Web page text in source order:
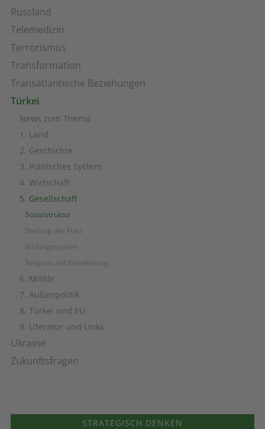
Russland
Telemedizin
Terrorismus
Transformation
Transatlantische Beziehungen
Türkei
News zum Thema
1. Land
2. Geschichte
3. Politisches System
4. Wirtschaft
5. Gesellschaft
Sozialstruktur
Stellung der Frau
Bildungssystem
Religion und Bevölkerung
6. Militär
7. Außenpolitik
8. Türkei und EU
9. Literatur und Links
Ukraine
Zukunftsfragen
STRATEGISCH DENKEN